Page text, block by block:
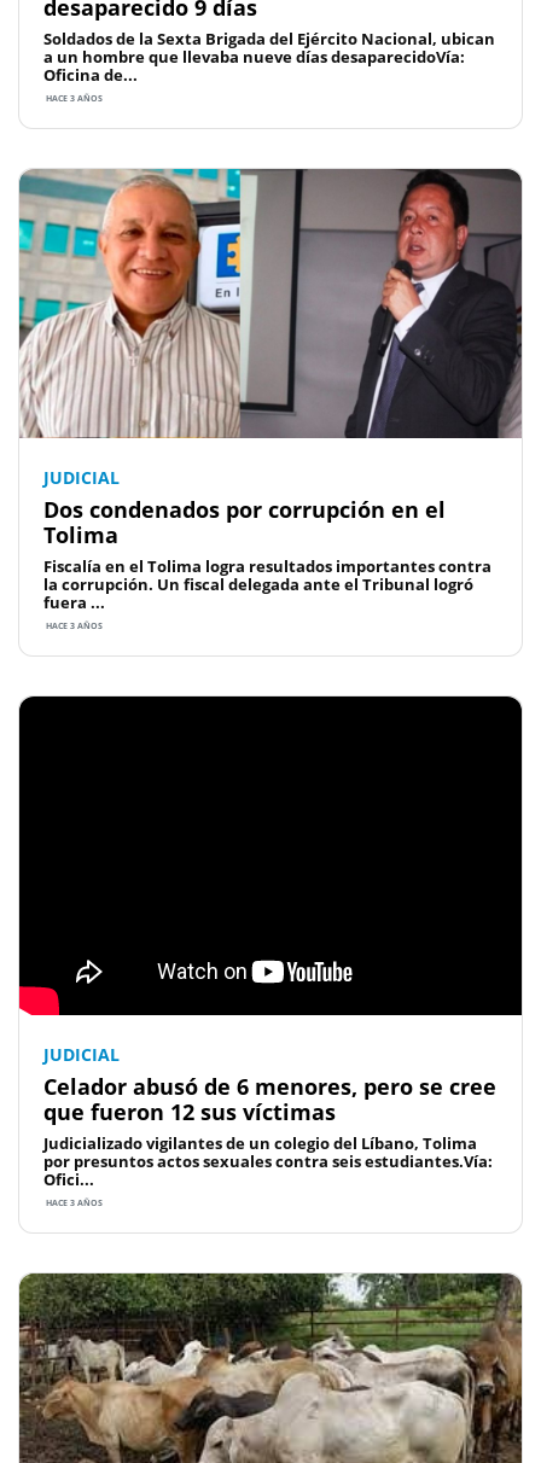
desaparecido 9 días
Soldados de la Sexta Brigada del Ejército Nacional, ubican
a un hombre que llevaba nueve días desaparecidoVía:
Oficina de...
HACE 3 AÑOS
JUDICIAL
Dos condenados por corrupción en el
Tolima
Fiscalía en el Tolima logra resultados importantes contra
la corrupción. Un fiscal delegada ante el Tribunal logró
fuera ...
HACE 3 AÑOS
JUDICIAL
Celador abusó de 6 menores, pero se cree
que fueron 12 sus víctimas
Judicializado vigilantes de un colegio del Líbano, Tolima
por presuntos actos sexuales contra seis estudiantes.Vía:
Ofici...
HACE 3 AÑOS